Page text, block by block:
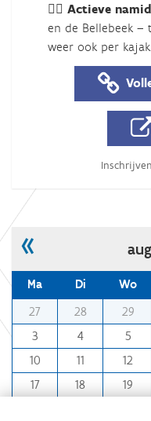
e
e
r
d
g
-
🚴‍♀️ Actieve
en de Bellebeek
weer ook per kajak.
«
o
n
-
Ma Di Wo
27
28 29
3
4 5
10
11 12
17
18 19